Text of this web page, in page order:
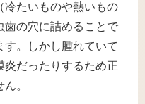
冷たいものや熱いもの
歯の穴に詰めることで
。しかし腫れていて
炎だったりするため正
。